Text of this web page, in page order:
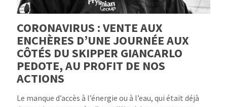
CORONAVIRUS : VENTE AUX
ENCHÈRES D’UNE JOURNÉE AUX
CÔTÉS DU SKIPPER GIANCARLO
PEDOTE, AU PROFIT DE NOS
ACTIONS
Le manque d’accès à l’énergie ou à l’eau, qui était déjà